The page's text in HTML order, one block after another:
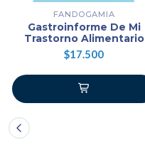
FANDOGAMIA
Gastroinforme De Mi
Trastorno Alimentario
$17.500